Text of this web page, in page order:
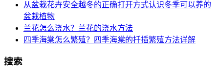
从盆栽花卉安全越冬的正确打开方式认识冬季可以养的
盆栽植物
兰花怎么浇水？兰花的浇水方法
四季海棠怎么繁殖？四季海棠的扦插繁殖方法详解
搜索